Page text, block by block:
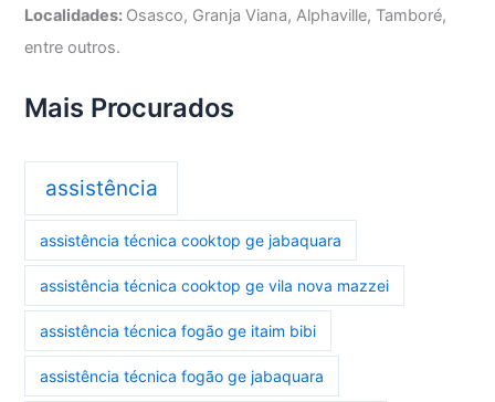
Localidades: Osasco, Granja Viana, Alphaville, Tamboré,
entre outros.
Mais Procurados
assistência
assistência técnica cooktop ge jabaquara
assistência técnica cooktop ge vila nova mazzei
assistência técnica fogão ge itaim bibi
assistência técnica fogão ge jabaquara